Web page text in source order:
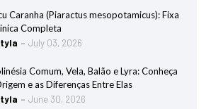
Caranha (Piaractus mesopotamicus): Fixa
Completa
July 03, 2026
Comum, Vela, Balão e Lyra: Conheça
e as Diferenças Entre Elas
June 30, 2026